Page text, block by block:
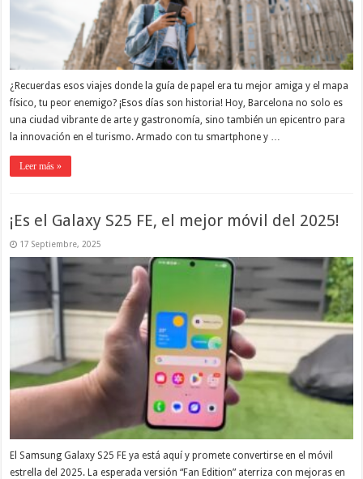
¿Recuerdas esos viajes donde la guía de papel era tu mejor amiga y el mapa
físico, tu peor enemigo? ¡Esos días son historia! Hoy, Barcelona no solo es
una ciudad vibrante de arte y gastronomía, sino también un epicentro para
la innovación en el turismo. Armado con tu smartphone y …
Leer más »
¡Es el Galaxy S25 FE, el mejor móvil del 2025!
17 Septiembre, 2025
El Samsung Galaxy S25 FE ya está aquí y promete convertirse en el móvil
estrella del 2025. La esperada versión “Fan Edition” aterriza con mejoras en